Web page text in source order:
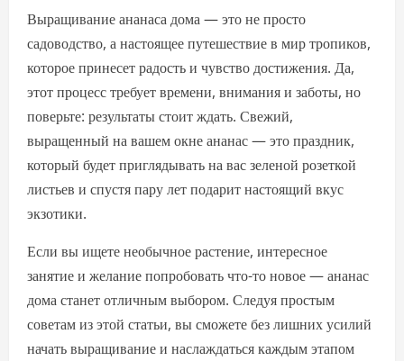
Выращивание ананаса дома — это не просто
садоводство, а настоящее путешествие в мир тропиков,
которое принесет радость и чувство достижения. Да,
этот процесс требует времени, внимания и заботы, но
поверьте: результаты стоит ждать. Свежий,
выращенный на вашем окне ананас — это праздник,
который будет приглядывать на вас зеленой розеткой
листьев и спустя пару лет подарит настоящий вкус
экзотики.
Если вы ищете необычное растение, интересное
занятие и желание попробовать что-то новое — ананас
дома станет отличным выбором. Следуя простым
советам из этой статьи, вы сможете без лишних усилий
начать выращивание и наслаждаться каждым этапом